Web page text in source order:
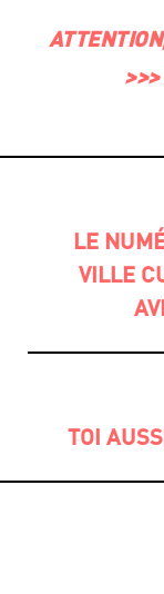
>>>
POST
LE
VILLE
TOI